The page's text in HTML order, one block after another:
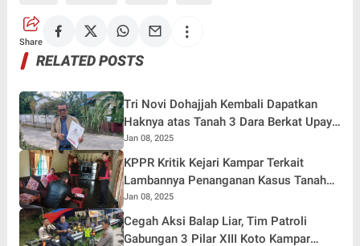
Share
RELATED POSTS
Tri Novi Dohajjah Kembali Dapatkan
Haknya atas Tanah 3 Dara Berkat Upaya
Hukum bersama Kantor Hukum ETOS
Jan 08, 2025
KPPR Kritik Kejari Kampar Terkait
Lambannya Penanganan Kasus Tanah
Kas Desa Indra Sakti
Jan 08, 2025
Cegah Aksi Balap Liar, Tim Patroli
Gabungan 3 Pilar XIII Koto Kampar